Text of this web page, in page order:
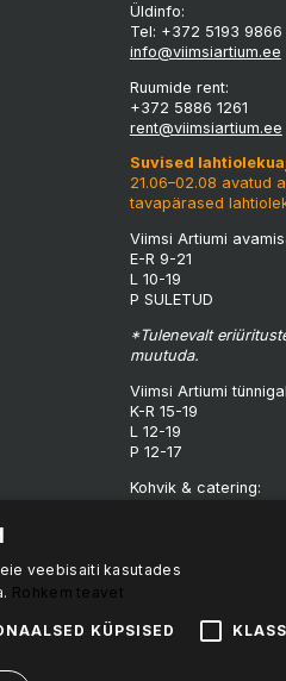
Üldinfo:
Tel: +372 5193 9866
info@viimsiartium.ee
Ruumide rent:
+372 5886 1261
rent@viimsiartium.ee
Suvised
21.06–02.08 avatud
tavapärased
Viimsi Artiumi
E-R 9-21
L 10-19
P SULETUD
*Tulenevalt
muutuda.
Viimsi Artiumi
K-R 15-19
L 12-19
P 12-17
Kohvik & catering:
NB! Kohvik on
veebisaiti kasutades
Rohkem teavet
KÜPSISED